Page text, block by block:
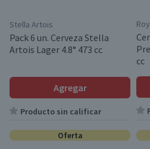
Stella Artois
Pack 6 un. Cerveza Stella
Artois Lager 4.8° 473 cc
Agregar
Producto sin calificar
cc
Oferta